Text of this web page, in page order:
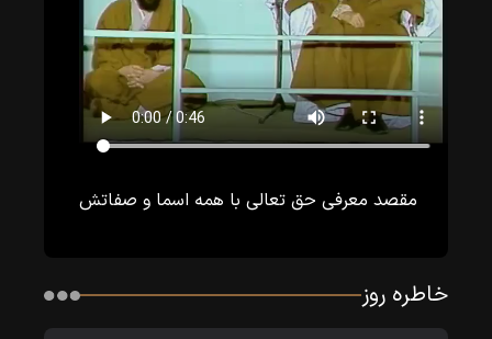
مقصد معرفى حق تعالى با همه اسما و صفاتش
خاطره روز